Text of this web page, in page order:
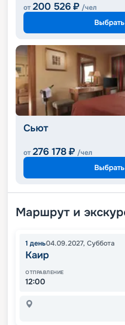
от 200 526 ₽ /чел
Выбрать
Сьют
от 276 178 ₽ /чел
Выбрать
Маршрут и
1 день04.09.2027, Суббота
Каир
ОТПРАВЛЕНИЕ
12:00